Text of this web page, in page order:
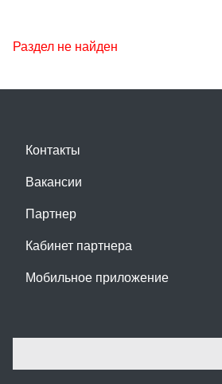
Раздел не найден
Контакты
Вакансии
Партнер
Кабинет партнера
Мобильное приложение